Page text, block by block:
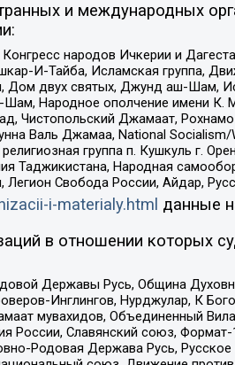
и международных
народов Ичкерии и
И-Тайба, Исламская группа,
двух святых, Джунд аш-Шам,
Народное ополчение имени К.
Джамаат, Рохнамо
Валь Джамаа, National Socialism/
группа п. Кушкуль г.
Таджикистана, Народная
Свобода России, Айдар,
i-materialy.html данные
в отношении которых
Державы Русь, Община
Инглингов, Нурджулар, К
мувахидов, Объединенный
России, Славянский союз,
Родовая Держава Русь,